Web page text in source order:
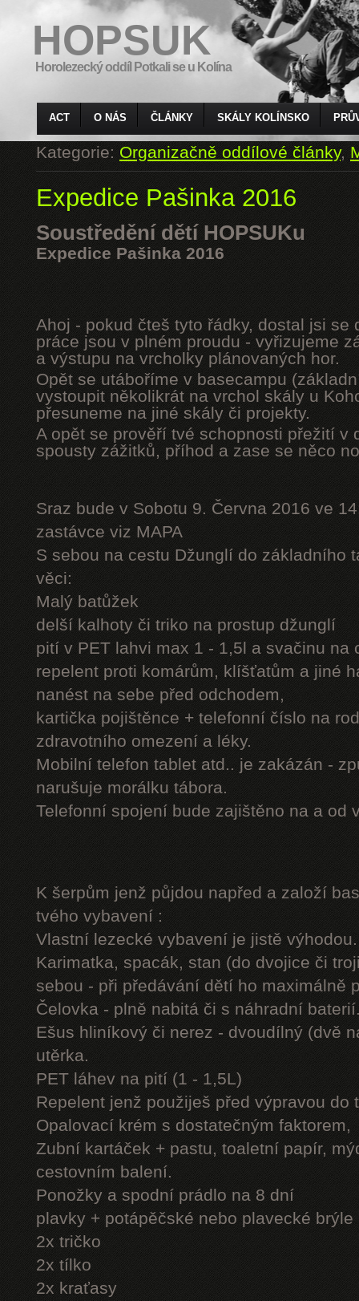
HOPSUK
Horolezecký oddíl Potkali se u Kolína
ACT O NÁS ČLÁNKY SKÁLY KOLÍNSKO
Kategorie:Organizačně oddílové články,
Expedice Pašinka 2016
Soustředění dětí HOPSUKu
Expedice Pašinka 2016
Ahoj - pokud čteš tyto řádky, dostal jsi se
práce jsou v plném proudu - vyřizujeme
a výstupu na vrcholky plánovaných hor.
Opět se utáboříme v basecampu
vystoupit několikrát na vrchol skály u
přesuneme na jiné skály či projekty.
A opět se prověří tvé schopnosti přežití v
spousty zážitků, příhod a zase se něco
Sraz bude v Sobotu 9. Června 2016 ve
zastávce viz MAPA
S sebou na cestu Džunglí do základního
věci:
Malý batůžek
delší kalhoty či triko na prostup džunglí
pití v PET lahvi max 1 - 1,5l a svačinu na
repelent proti komárům, klíšťatům a jiné
nanést na sebe před odchodem,
kartička pojištěnce + telefonní číslo na
zdravotního omezení a léky.
Mobilní telefon tablet atd.. je zakázán -
narušuje morálku tábora.
Telefonní spojení bude zajištěno na a od
K šerpům jenž půjdou napřed a založí
tvého vybavení :
Vlastní lezecké vybavení je jistě výhodou.
Karimatka, spacák, stan (do dvojice či
sebou - při předávání dětí ho maximálně
Čelovka - plně nabitá či s náhradní
Ešus hliníkový či nerez - dvoudílný (dvě
utěrka.
PET láhev na pití (1 - 1,5L)
Repelent jenž použiješ před výpravou do
Opalovací krém s dostatečným faktorem,
Zubní kartáček + pastu, toaletní papír,
cestovním balení.
Ponožky a spodní prádlo na 8 dní
plavky + potápěčské nebo plavecké brýle
2x tričko
2x tílko
2x kraťasy